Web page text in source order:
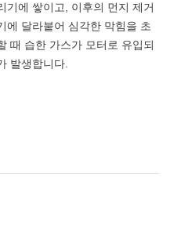
기에 쌓이고, 이후의 먼지 제거
에 달라붙어 심각한 막힘을 초
때 습한 가스가 모터로 유입되
발생합니다.